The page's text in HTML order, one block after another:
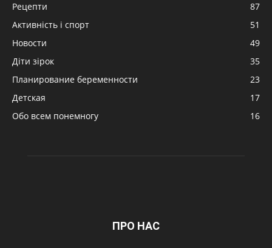
Рецепти
87
Активність і спорт
51
Новости
49
Діти зірок
35
Планирование беременности
23
Детская
17
Обо всем понемногу
16
ПРО НАС